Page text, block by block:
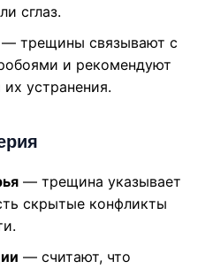
сглаз.
— трещины связывают с
и рекомендуют
устранения.
— трещина указывает
скрытые конфликты
— считают, что